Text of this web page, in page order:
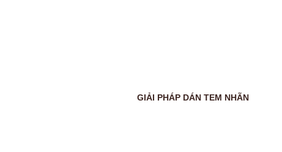
GIẢI PHÁP DÁN TEM NHÃN